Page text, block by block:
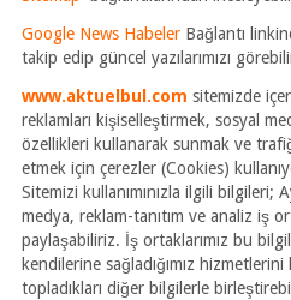
Google News Habeler Bağlantı
takip edip güncel yazılarımızı
www.aktuelbul.com sitemizde
reklamları kişiselleştirmek, sosyal
özellikleri kullanarak sunmak ve
etmek için çerezler (Cookies)
Sitemizi kullanımınızla ilgili bilgileri;
medya, reklam-tanıtım ve analiz iş
paylaşabiliriz. İş ortaklarımız bu
kendilerine sağladığımız hizmetlerini
topladıkları diğer bilgilerle